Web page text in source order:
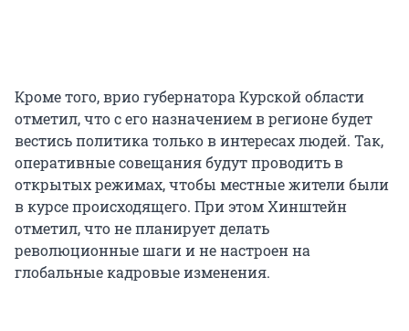
Кроме того, врио губернатора Курской области
отметил, что с его назначением в регионе будет
вестись политика только в интересах людей. Так,
оперативные совещания будут проводить в
открытых режимах, чтобы местные жители были
в курсе происходящего. При этом Хинштейн
отметил, что не планирует делать
революционные шаги и не настроен на
глобальные кадровые изменения.